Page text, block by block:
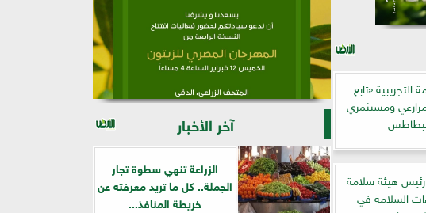
التجريبية «تابع
ومستثمري
رئيس هيئة سلامة
السلامة في
آخر الأخبار
الزراعة تنهي سطوة تجار
الجملة.. كل ما تريد معرفته عن
خريطة المنافذ...